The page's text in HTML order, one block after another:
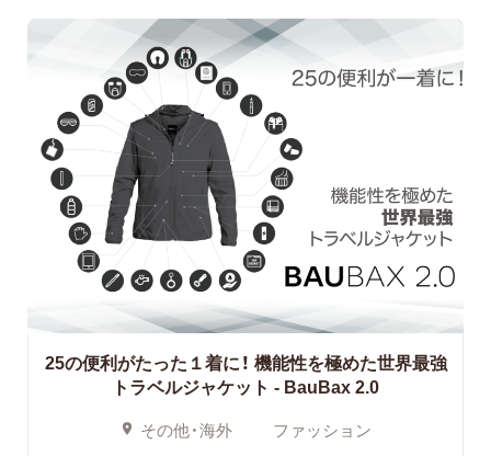
25の便利がたった１着に！ 機能性を極めた世界最強
トラベルジャケット - BauBax 2.0
その他・海外 ファッション